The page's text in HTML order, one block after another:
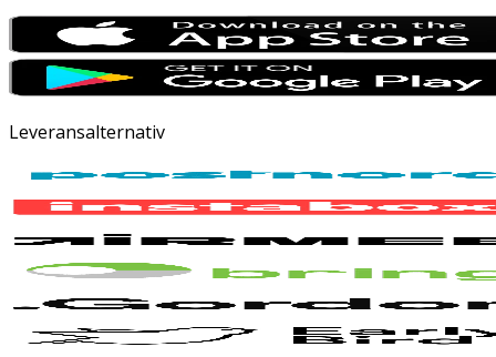
Leveransalternativ